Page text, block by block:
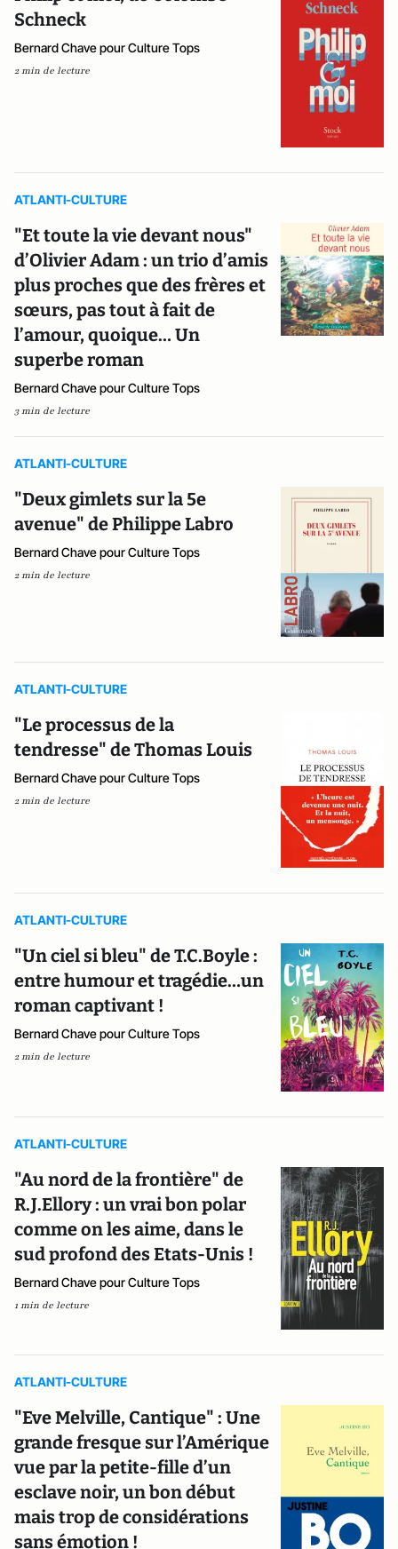
Schneck
Bernard Chave pour Culture Tops
2 min de lecture
ATLANTI-CULTURE
"Et toute la vie devant nous"
d’Olivier Adam : un trio d’amis
plus proches que des frères et
sœurs, pas tout à fait de
l’amour, quoique… Un
superbe roman
Bernard Chave pour Culture Tops
3 min de lecture
ATLANTI-CULTURE
"Deux gimlets sur la 5e
avenue" de Philippe Labro
Bernard Chave pour Culture Tops
2 min de lecture
ATLANTI-CULTURE
"Le processus de la
tendresse" de Thomas Louis
Bernard Chave pour Culture Tops
2 min de lecture
ATLANTI-CULTURE
"Un ciel si bleu" de T.C.Boyle :
entre humour et tragédie…un
roman captivant !
Bernard Chave pour Culture Tops
2 min de lecture
ATLANTI-CULTURE
"Au nord de la frontière" de
R.J.Ellory : un vrai bon polar
comme on les aime, dans le
sud profond des Etats-Unis !
Bernard Chave pour Culture Tops
1 min de lecture
ATLANTI-CULTURE
"Eve Melville, Cantique" : Une
grande fresque sur l’Amérique
vue par la petite-fille d’un
esclave noir, un bon début
mais trop de considérations
sans émotion !